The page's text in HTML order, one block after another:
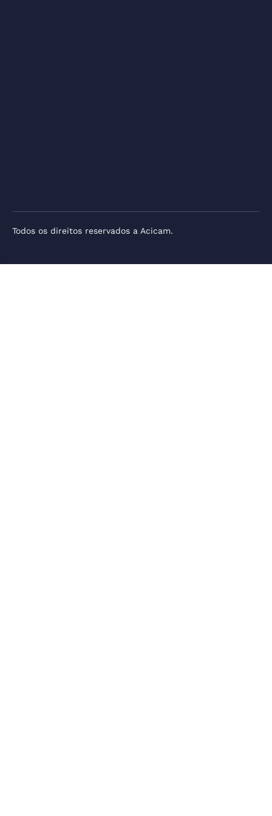
Todos os direitos reservados a Acicam.